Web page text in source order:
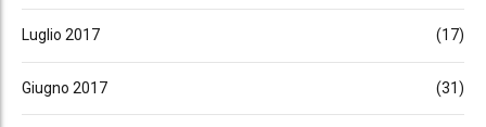
Luglio 2017 (17)
Giugno 2017 (31)